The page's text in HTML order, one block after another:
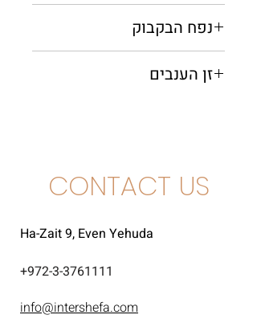
נפח הבקבוק
זן הענבים
CONTACT US
Ha-Zait 9, Even Yehuda
972-3-3761111
+
info@intershefa.com